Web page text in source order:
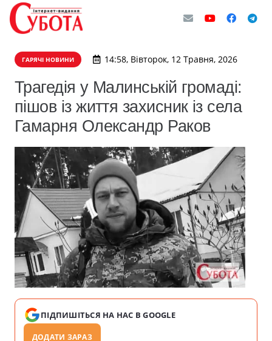
ГАРЯЧІ НОВИНИ 14:58, Вівторок, 12 Травня, 2026
Трагедія у Малинській громаді:
пішов із життя захисник із села
Гамарня Олександр Раков
ПІДПИШІТЬСЯ НА НАС В GOOGLE
ДОДАТИ ЗАРАЗ